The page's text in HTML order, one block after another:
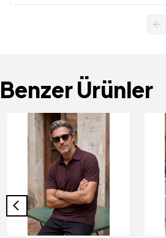
Benzer Ürünler